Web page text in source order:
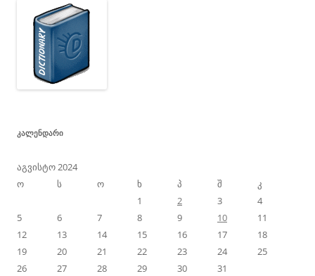
ᲙᲐᲚᲔᲜᲓᲐᲠᲘ
აგვისტო 2024
ო
ს ო ხ პ შ
კ
1
2 3
4
5
6 7 8 9 10
11
12
13 14 15 16 17
18
19
20 21 22 23 24
25
26
27 28 29 30 31